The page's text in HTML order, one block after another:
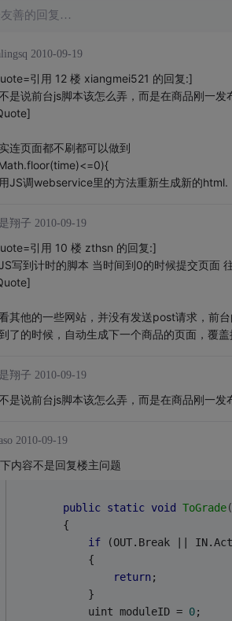
善的回复…
2010-09-19
引用 12 楼 xiangmei521 的回复:]
是说前台js脚本该怎么弄，而是在商品刚一发
连页面都不刷都可以做到
JS调webservice里的方法重新生成新的html.
翔子 2010-09-19
引用 10 楼 zthsn 的回复:]
写到计时的脚本 当时间到0的时候提交页面
其他的一些网站，并没有发送post请求，前
了的时候，自动生成下一个商品的页面，覆
翔子 2010-09-19
是说前台js脚本该怎么弄，而是在商品刚一发
2010-09-19
内容不是回复楼主问题
public static void ToGrade
        {
if (OUT.Break ||
            {
return;
            }
            uint moduleID =
0;